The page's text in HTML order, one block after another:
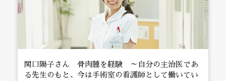
関口陽子さん 骨肉腫を経験 ～自分の主治医であ
る先生のもと、今は手術室の看護師として働いてい